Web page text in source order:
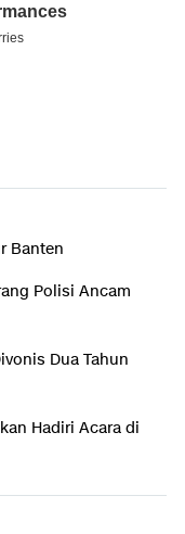
Banten
Polisi Ancam
Dua Tahun
Hadiri Acara di